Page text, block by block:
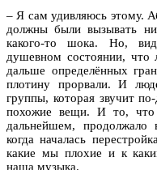
– Я сам удивляюсь этому.
должны были вызывать
какого-то шока. Но,
душевном состоянии, что
дальше определённых
плотину прорвали. И
группы, которая звучит
похожие вещи. И то, что
дальнейшем,
когда началась
какие мы плохие и к
наша музыка.